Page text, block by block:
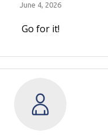
June 4, 2026
Go for it!